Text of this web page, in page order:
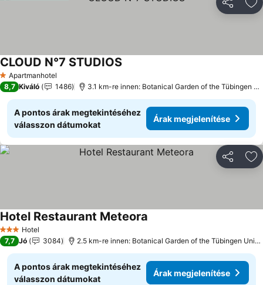
1 Kategória
Apartmanhotel
CLOUD N°7 STUDIOS
8,7 Kiváló 1486 3.1 km-re innen: Botanical Garden of the Tübingen University
A pontos árak megtekintéséhez
válasszon dátumokat
Árak megjelenítése
3 Kategória
Hotel
Hotel Restaurant Meteora
7,7 Jó 3084 2.5 km-re innen: Botanical Garden of the Tübingen University
A pontos árak megtekintéséhez
válasszon dátumokat
Árak megjelenítése